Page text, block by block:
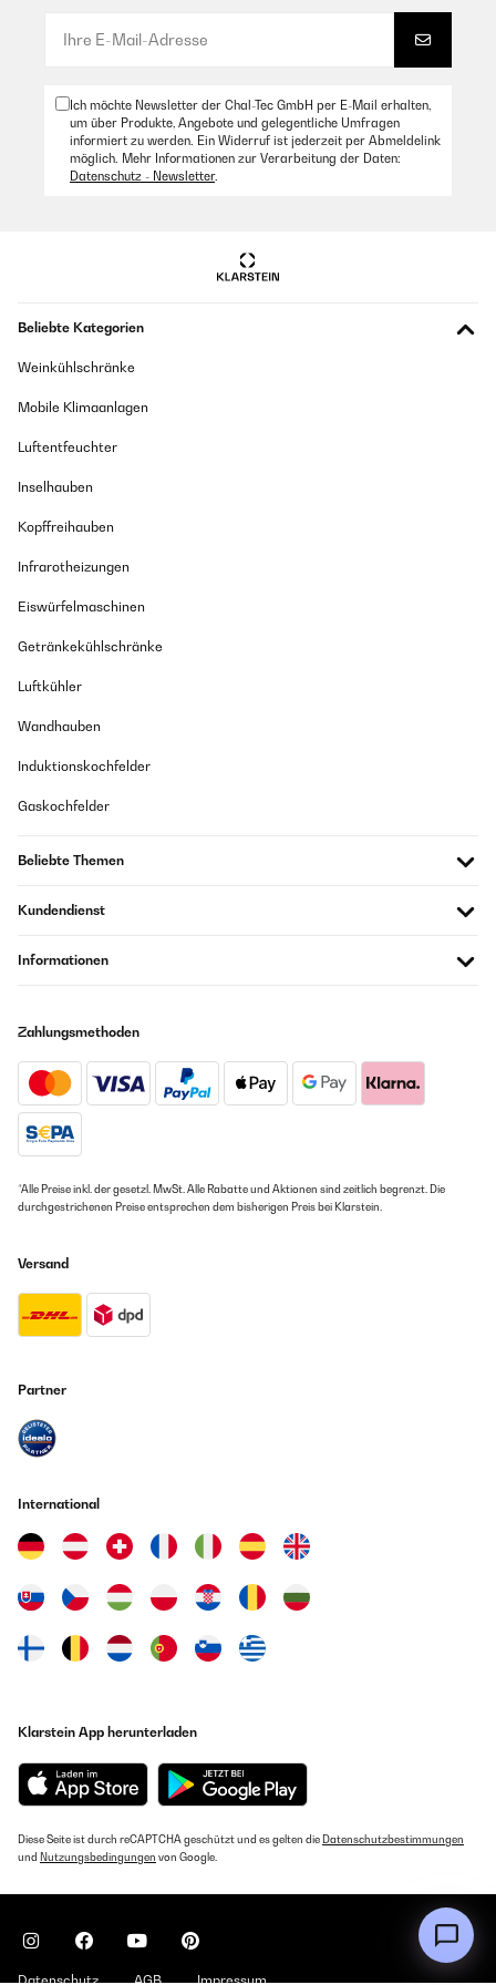
eigenständig überprüft
09/06/2020
Goede ventilator, de hoogste stand is zeer krachtig. Het
ophangen en aansluiten was redelijk eenvoudig. De standen
Amazon Benutzer – Bewertung durch Chal-Tec GmbH nicht
Ich möchte Newsletter der Chal-Tec GmbH per E-Mail erhalten,
um über Produkte, Angebote und gelegentliche Umfragen
informiert zu werden. Ein Widerruf ist jederzeit per Abmeldelink
möglich. Mehr Informationen zur Verarbeitung der Daten:
Datenschutz - Newsletter.
Beliebte Kategorien
Weinkühlschränke
Mobile Klimaanlagen
Luftentfeuchter
Inselhauben
Kopffreihauben
Infrarotheizungen
Eiswürfelmaschinen
Getränkekühlschränke
Luftkühler
Wandhauben
Induktionskochfelder
Gaskochfelder
Beliebte Themen
Kundendienst
Informationen
Zahlungsmethoden
*Alle Preise inkl. der gesetzl. MwSt. Alle Rabatte und Aktionen sind zeitlich begrenzt. Die
durchgestrichenen Preise entsprechen dem bisherigen Preis bei Klarstein.
Versand
Partner
International
Klarstein App herunterladen
Diese Seite ist durch reCAPTCHA geschützt und es gelten die Datenschutzbestimmungen
und Nutzungsbedingungen von Google.
Datenschutz AGB Impressum